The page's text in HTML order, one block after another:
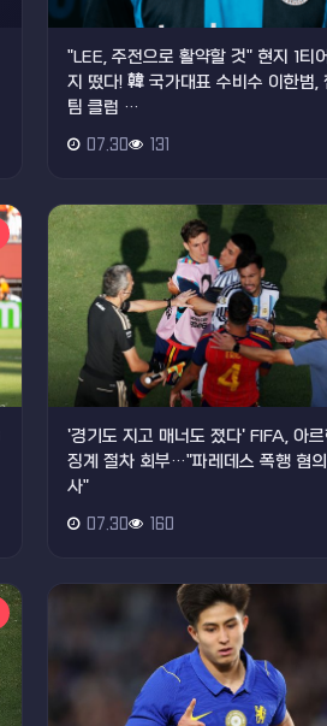
"LEE, 주전으로 활약할 것" 현지 1티
지 떴다! 韓 국가대표 수비수 이한범,
팀 클럽 …
07.30 131
'경기도 지고 매너도 졌다' FIFA, 아
징계 절차 회부…"파레데스 폭행 혐
사"
07.30 160